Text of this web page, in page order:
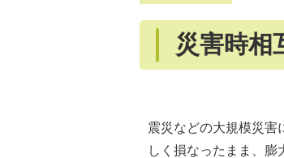
災害時相
震災などの大規模災害
しく損なったまま、